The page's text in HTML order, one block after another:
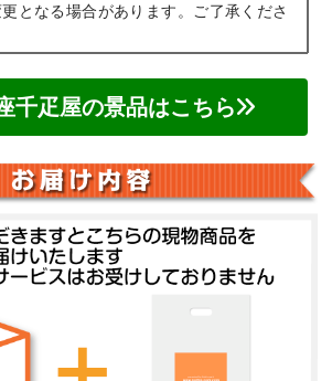
となる場合があります。ご了承くださ
千疋屋の景品はこちら